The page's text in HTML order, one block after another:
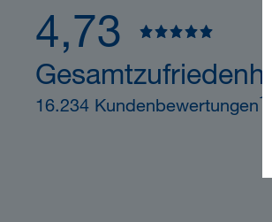
4,73
16.234 Kundenbewertungen1